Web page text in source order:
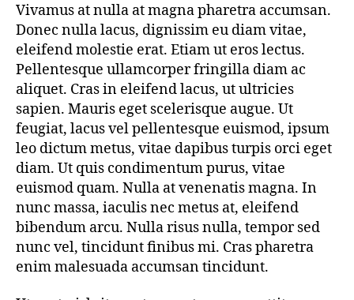
Vivamus at nulla at magna pharetra accumsan.
Donec nulla lacus, dignissim eu diam vitae,
eleifend molestie erat. Etiam ut eros lectus.
Pellentesque ullamcorper fringilla diam ac
aliquet. Cras in eleifend lacus, ut ultricies
sapien. Mauris eget scelerisque augue. Ut
feugiat, lacus vel pellentesque euismod, ipsum
leo dictum metus, vitae dapibus turpis orci eget
diam. Ut quis condimentum purus, vitae
euismod quam. Nulla at venenatis magna. In
nunc massa, iaculis nec metus at, eleifend
bibendum arcu. Nulla risus nulla, tempor sed
nunc vel, tincidunt finibus mi. Cras pharetra
enim malesuada accumsan tincidunt.